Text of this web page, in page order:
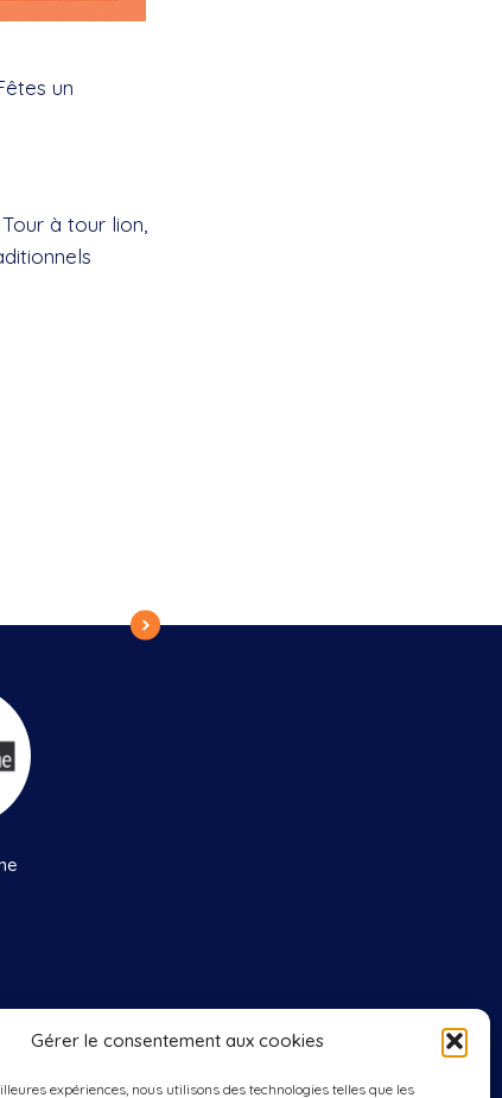
Gérer le consentement aux cookies
expériences, nous utilisons des technologies telles que les
un
à tour lion,
: 9h00 à 12h00